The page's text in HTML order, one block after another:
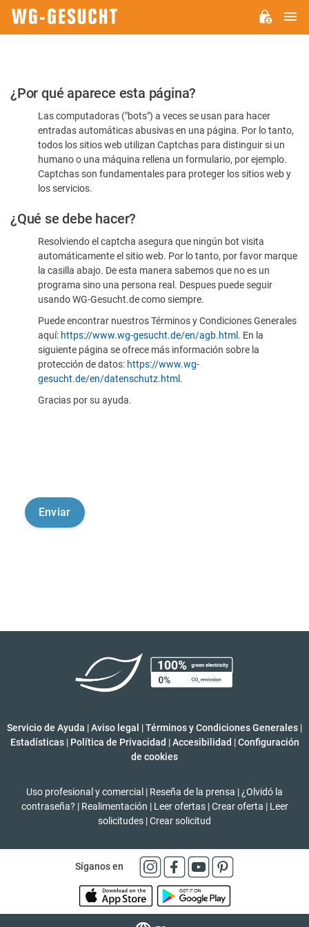
Por
favor,
confirme
humano
¿Por qué aparece esta página?
Las computadoras ("bots") a veces se usan para hacer
entradas automáticas abusivas en una página. Por lo tanto,
todos los sitios web utilizan Captchas para distinguir si un
humano o una máquina rellena un formulario, por ejemplo.
Captchas son fundamentales para proteger los sitios web y
los servicios.
¿Qué se debe hacer?
Resolviendo el captcha asegura que ningún bot visita
automáticamente el sitio web. Por lo tanto, por favor marque
la casilla abajo. De esta manera sabemos que no es un
programa sino una persona real. Despues puede seguir
usando WG-Gesucht.de como siempre.
Puede encontrar nuestros Términos y Condiciones Generales
aquí: https://www.wg-gesucht.de/en/agb.html . En la
siguiente página se ofrece más información sobre la
protección de datos: https://www.wg-
gesucht.de/en/datenschutz.html .
Gracias por su ayuda.
Servicio de Ayuda |Aviso legal |Términos y Condiciones Generales |
Estadísticas | Política de Privacidad | Accesibilidad | Configuración
de cookies
Uso profesional y comercial | Reseña de la prensa | ¿Olvidó la
contraseña? | Realimentación | Leer ofertas | Crear oferta | Leer
solicitudes |Crear solicitud
Síganos en